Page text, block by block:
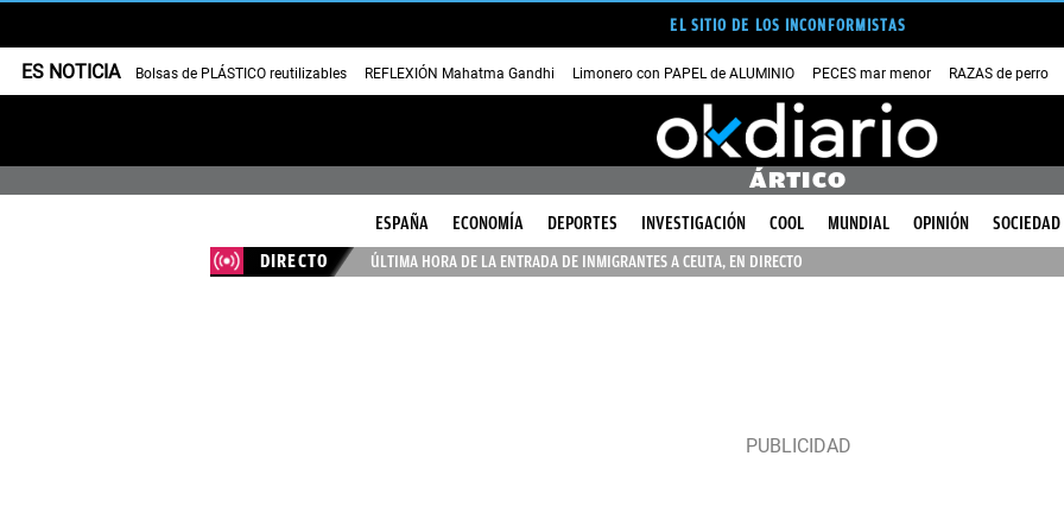
EL SITIO DE LOS INCONFORMISTAS
ES NOTICIA Bolsas de PLÁSTICO reutilizables REFLEXIÓN Mahatma Gandhi Limonero con PAPEL de ALUMINIO PECES mar menor RAZAS de perro
ÁRTICO
ESPAÑA ECONOMÍA DEPORTES INVESTIGACIÓN COOL MUNDIAL OPINIÓN SOCIEDAD
DIRECTO
ÚLTIMA HORA DE LA ENTRADA DE INMIGRANTES A CEUTA, EN DIRECTO